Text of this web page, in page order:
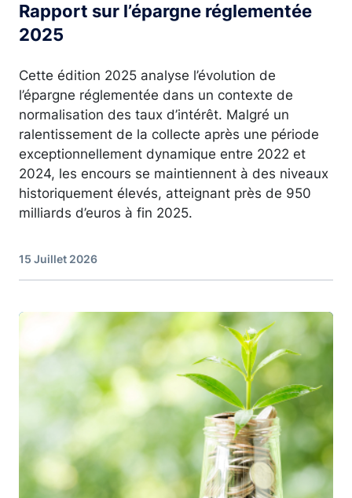
Rapport sur l’épargne réglementée
2025
Cette édition 2025 analyse l’évolution de
l’épargne réglementée dans un contexte de
normalisation des taux d’intérêt. Malgré un
ralentissement de la collecte après une période
exceptionnellement dynamique entre 2022 et
2024, les encours se maintiennent à des niveaux
historiquement élevés, atteignant près de 950
milliards d’euros à fin 2025.
15 Juillet 2026